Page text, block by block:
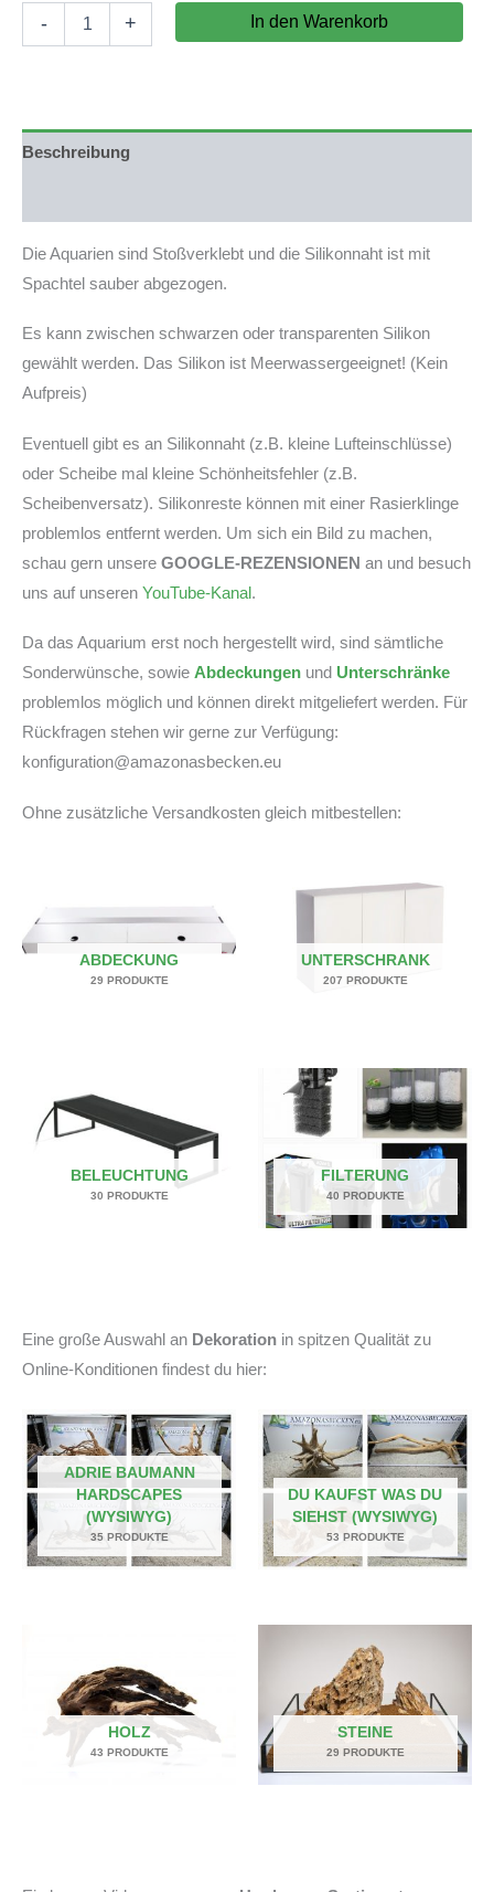
-
60x20x40cm
Lager)
+ In den Warenkorb
Beschreibung
Die Aquarien sind Stoßverklebt und die Silikonnaht ist mit
Spachtel sauber abgezogen.
Es kann zwischen schwarzen oder transparenten Silikon
gewählt werden. Das Silikon ist Meerwassergeeignet! (Kein
Aufpreis)
Eventuell gibt es an Silikonnaht (z.B. kleine Lufteinschlüsse)
oder Scheibe mal kleine Schönheitsfehler (z.B.
Scheibenversatz). Silikonreste können mit einer Rasierklinge
problemlos entfernt werden. Um sich ein Bild zu machen,
schau gern unsere GOOGLE-REZENSIONEN an und besuch
uns auf unseren YouTube-Kanal.
Da das Aquarium erst noch hergestellt wird, sind sämtliche
Sonderwünsche, sowie Abdeckungen und Unterschränke
problemlos möglich und können direkt mitgeliefert werden. Für
Rückfragen stehen wir gerne zur Verfügung:
konfiguration@amazonasbecken.eu
Ohne zusätzliche Versandkosten gleich mitbestellen:
ABDECKUNG
29 PRODUKTE
UNTERSCHRANK
207 PRODUKTE
BELEUCHTUNG
30 PRODUKTE
FILTERUNG
40 PRODUKTE
Eine große Auswahl an Dekoration in spitzen Qualität zu
Online-Konditionen findest du hier:
ADRIE BAUMANN
HARDSCAPES
(WYSIWYG)
35 PRODUKTE
DU KAUFST WAS DU
SIEHST (WYSIWYG)
53 PRODUKTE
HOLZ
43 PRODUKTE
STEINE
29 PRODUKTE